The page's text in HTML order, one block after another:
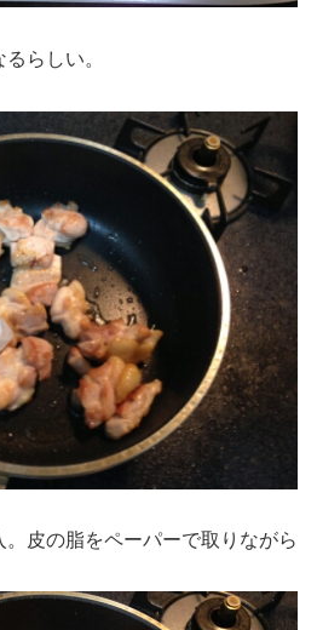
らしい。
皮の脂をペーパーで取りながら